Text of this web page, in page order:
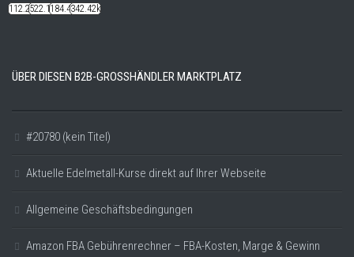
112.22k522.14k184.48k342.42k
ÜBER DIESEN B2B-GROSSHÄNDLER MARKTPLATZ
#20780 (kein Titel)
Aktuelle Edelmetall-Kurse direkt auf Ihrer Webseite
Allgemeine Geschäftsbedingungen
Amazon FBA Gebührenrechner – FBA-Kosten, Marge & Gewinn